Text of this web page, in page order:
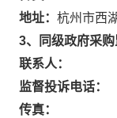
地址： 杭州市西
3、同级政府采购
联系人：
监督投诉电话：
传真：